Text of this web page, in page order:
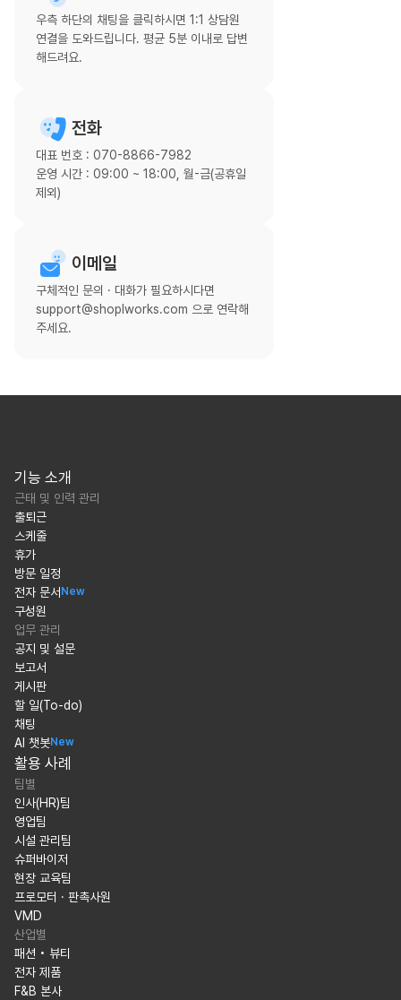
우측 하단의 채팅을 클릭하시면 1:1 상담원
연결을 도와드립니다. 평균 5분 이내로 답변
해드려요.
전화
대표 번호 : 070-8866-7982
운영 시간 : 09:00 ~ 18:00, 월-금(공휴일
제외)
이메일
구체적인 문의 · 대화가 필요하시다면
support@shoplworks.com 으로 연락해
주세요.
기능 소개
근태 및 인력 관리
출퇴근
스케줄
휴가
방문 일정
전자 문서 New
구성원
업무 관리
공지 및 설문
보고서
게시판
할 일(To-do)
채팅
AI 챗봇New
활용 사례
팀별
인사(HR)팀
영업팀
시설 관리팀
슈퍼바이저
현장 교육팀
프로모터 · 판촉사원
VMD
산업별
패션 • 뷰티
전자 제품
F&B 본사